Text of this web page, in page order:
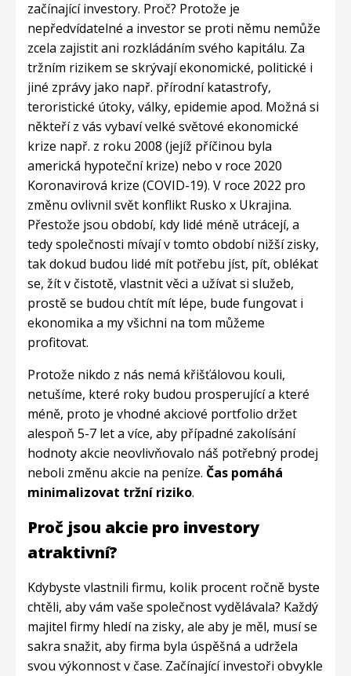
začínající investory. Proč? Protože je
nepředvídatelné a investor se proti němu nemůže
zcela zajistit ani rozkládáním svého kapitálu. Za
tržním rizikem se skrývají ekonomické, politické i
jiné zprávy jako např. přírodní katastrofy,
teroristické útoky, války, epidemie apod. Možná si
někteří z vás vybaví velké světové ekonomické
krize např. z roku 2008 (jejíž příčinou byla
americká hypoteční krize) nebo v roce 2020
Koronavirová krize (COVID-19). V roce 2022 pro
změnu ovlivnil svět konflikt Rusko x Ukrajina.
Přestože jsou období, kdy lidé méně utrácejí, a
tedy společnosti mívají v tomto období nižší zisky,
tak dokud budou lidé mít potřebu jíst, pít, oblékat
se, žít v čistotě, vlastnit věci a užívat si služeb,
prostě se budou chtít mít lépe, bude fungovat i
ekonomika a my všichni na tom můžeme
profitovat.
Protože nikdo z nás nemá křišťálovou kouli,
netušíme, které roky budou prosperující a které
méně, proto je vhodné akciové portfolio držet
alespoň 5-7 let a více, aby případné zakolísání
hodnoty akcie neovlivňovalo náš potřebný prodej
neboli změnu akcie na peníze. Čas pomáhá
minimalizovat tržní riziko.
Proč jsou akcie pro investory
atraktivní?
Kdybyste vlastnili firmu, kolik procent ročně byste
chtěli, aby vám vaše společnost vydělávala? Každý
majitel firmy hledí na zisky, ale aby je měl, musí se
sakra snažit, aby firma byla úspěšná a udržela
svou výkonnost v čase. Začínající investoři obvykle